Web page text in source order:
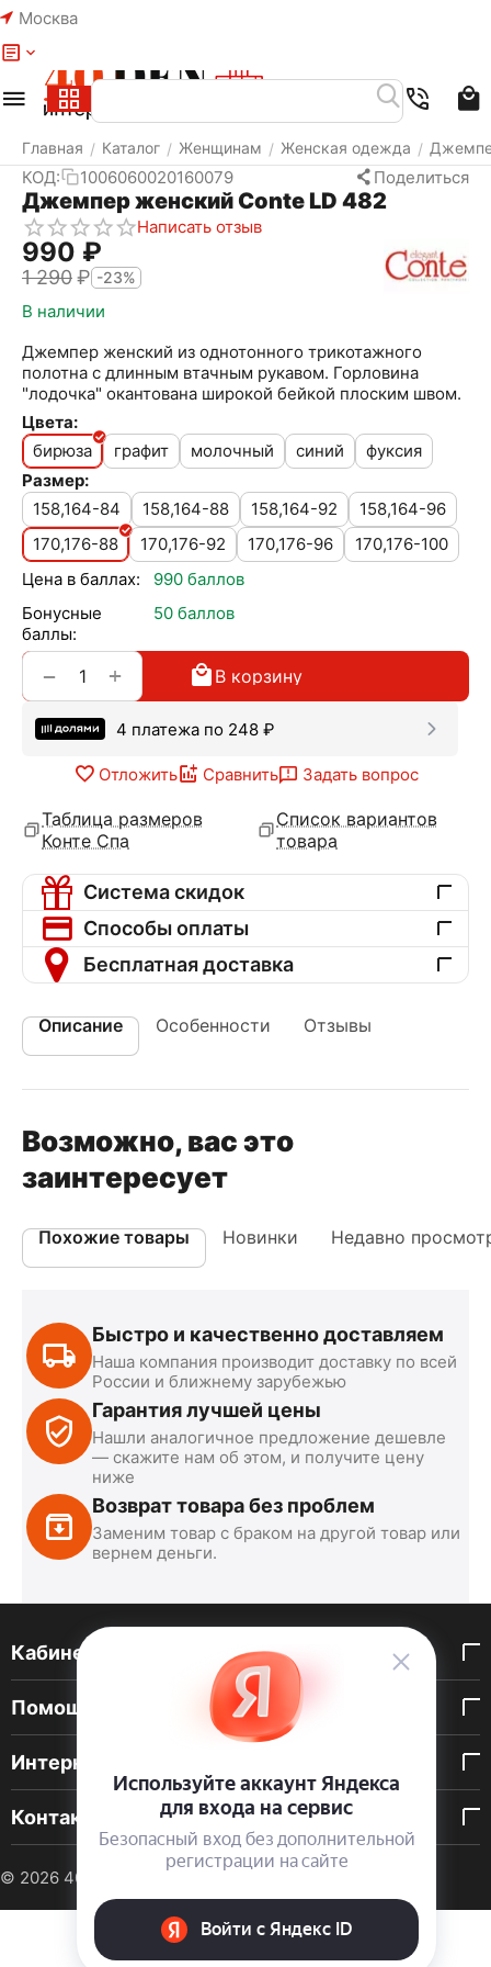
Москва
Главная / Каталог / Женщинам / Женская одежда /
КОД: 1006060020160079 Поделиться
Джемпер женский Conte LD 482
Написать отзыв
‍990‍ ₽
1 290₽ -23%
В наличии
Джемпер женский из однотонного трикотажного
полотна с длинным втачным рукавом. Горловина
"лодочка" окантована широкой бейкой плоским швом.
Цвета:
бирюза
графит молочный синий
фуксия
Размер:
158,164-84
158,164-88 158,164-92
158,164-96
170,176-88
170,176-92 170,176-96
170,176-100
Цена в баллах:
990 баллов
Бонусные
баллы:
50 баллов
+
− В корзину
4 платежа по 248 ₽
Отложить Сравнить Задать вопрос
Таблица размеров
Конте Спа
Список вариантов
товара
Система скидок
Способы оплаты
Бесплатная доставка
Описание Особенности Отзывы
Возможно, вас это
заинтересует
Похожие товары Новинки Недавно
Быстро и качественно доставляем
Наша компания производит доставку по всей
России и ближнему зарубежью
Гарантия лучшей цены
Нашли аналогичное предложение дешевле
— скажите нам об этом, и получите цену
ниже
Возврат товара без проблем
Заменим товар с браком на другой товар или
вернем деньги.
Кабинет покупателя
Помощь покупателю
Интернет-магазин
Контакты
© 2026 40 DEN. Интернет-магазин
Меню